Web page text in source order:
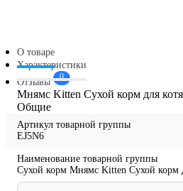
О товаре
Характеристики
Отзывы
0
Мнямс Kitten Сухой корм для
Общие
Артикул товарной группы
EJ5N6
Наименование товарной группы
Сухой корм Мнямс Kitten Сухой корм